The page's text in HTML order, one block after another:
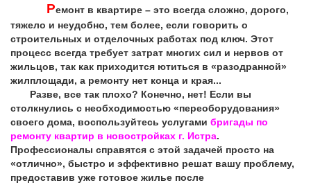
Ремонт в квартире – это всегда сложно, дорого,
тяжело и неудобно, тем более, если говорить о
строительных и отделочных работах под ключ. Этот
процесс всегда требует затрат многих сил и нервов от
жильцов, так как приходится ютиться в «разодранной»
жилплощади, а ремонту нет конца и края...
Разве, все так плохо? Конечно, нет! Если вы
столкнулись с необходимостью «переоборудования»
своего дома, воспользуйтесь услугами бригады по
ремонту квартир в новостройках г. Истра.
Профессионалы справятся с этой задачей просто на
«отлично», быстро и эффективно решат вашу проблему,
предоставив уже готовое жилье после